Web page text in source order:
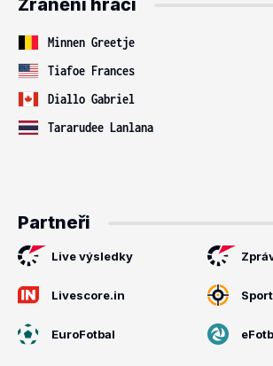
Zranění hráči
Minnen Greetje
Tiafoe Frances
Diallo Gabriel
Tararudee Lanlana
Partneři
Live výsledky
Livescore.in
EuroFotbal